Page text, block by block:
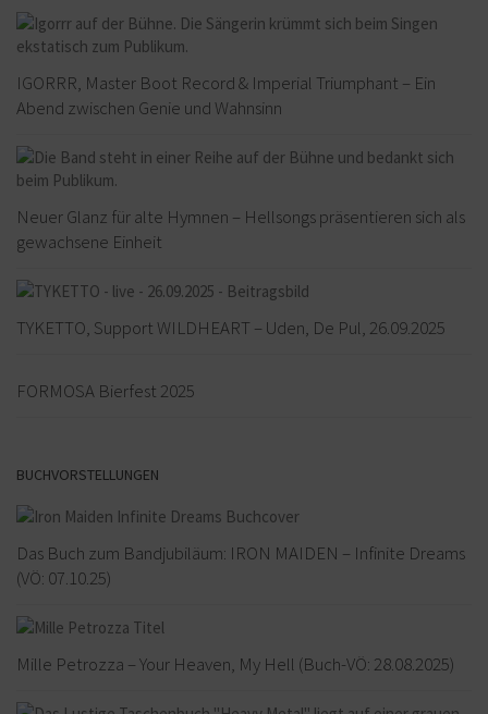
IGORRR, Master Boot Record & Imperial Triumphant – Ein
Abend zwischen Genie und Wahnsinn
Neuer Glanz für alte Hymnen – Hellsongs präsentieren sich als
gewachsene Einheit
TYKETTO, Support WILDHEART – Uden, De Pul, 26.09.2025
FORMOSA Bierfest 2025
BUCHVORSTELLUNGEN
Das Buch zum Bandjubiläum: IRON MAIDEN – Infinite Dreams
(VÖ: 07.10.25)
Mille Petrozza – Your Heaven, My Hell (Buch-VÖ: 28.08.2025)